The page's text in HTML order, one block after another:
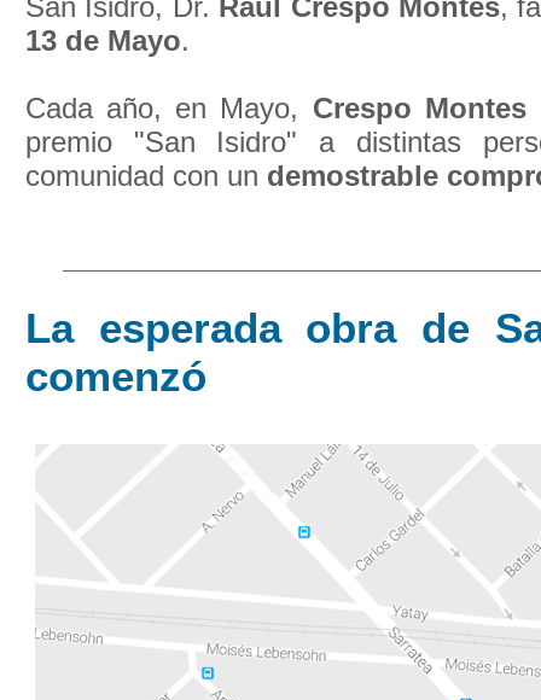
San Isidro, Dr. Raúl Crespo Montes,
13 de Mayo.
Cada año, en Mayo, Crespo Montes
premio "San Isidro" a distintas
comunidad con un demostrable
La esperada obra de
comenzó